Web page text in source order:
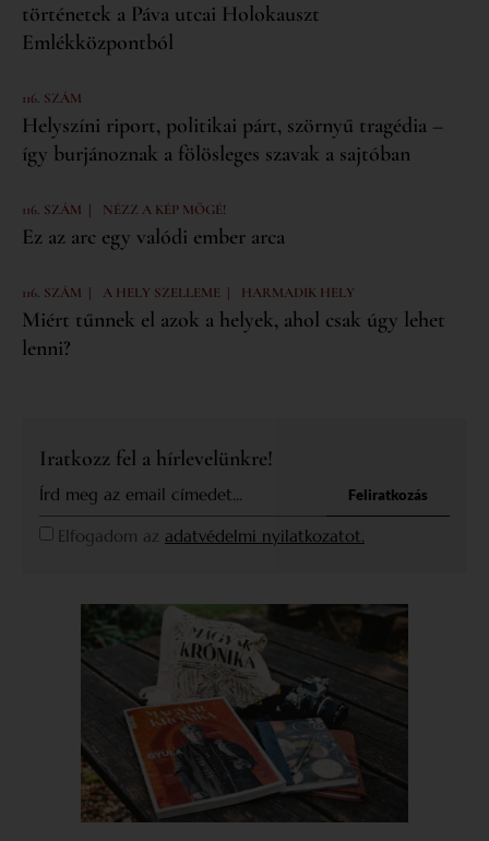
történetek a Páva utcai Holokauszt
Emlékközpontból
116. SZÁM
Helyszíni riport, politikai párt, szörnyű tragédia –
így burjánoznak a fölösleges szavak a sajtóban
116. SZÁM | NÉZZ A KÉP MÖGÉ!
Ez az arc egy valódi ember arca
116. SZÁM | A HELY SZELLEME | HARMADIK HELY
Miért tűnnek el azok a helyek, ahol csak úgy lehet
lenni?
Iratkozz fel a hírlevelünkre!
Elfogadom az adatvédelmi nyilatkozatot.
Feliratkozás